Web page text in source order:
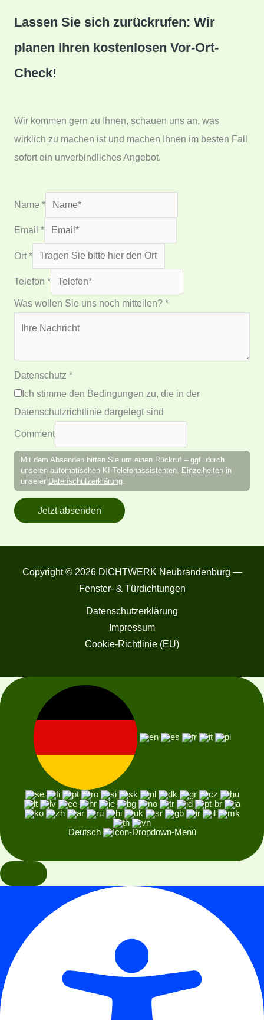
Lassen Sie sich zurückrufen: Wir
planen Ihren kostenlosen Vor-Ort-
Check!
Wir kommen gern zu Ihnen, schauen uns an, was
wirklich zu machen ist und machen Ihnen im besten Fall
sofort ein unverbindliches Angebot.
Name *
Email *
Ort*
Telefon *
Was wollen Sie uns noch mitteilen? *
Datenschutz *
Ich stimme den Bedingungen zu, die in der
Datenschutzrichtlinie dargelegt sind
Comment
Mit dem Absenden bitten Sie um einen Rückruf – ggf. durch
unseren automatischen KI-Telefonassistenten. Einzelheiten in
unserer Datenschutzerklärung.
Jetzt absenden
Copyright © 2026 DICHTWERK Neubrandenburg —
Fenster- & Türdichtungen
Datenschutzerklärung
Impressum
Cookie-Richtlinie (EU)
Deutsch